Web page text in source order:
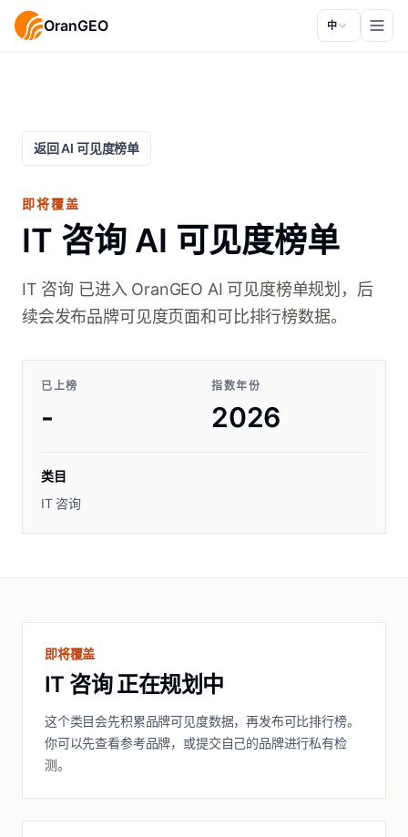
OranGEO 中
返回 AI 可见度榜单
即将覆盖
IT 咨询 AI 可见度榜单
IT 咨询 已进入 OranGEO AI 可见度榜单规划，后
续会发布品牌可见度页面和可比排行榜数据。
已上榜
-
指数年份
2026
类目
IT 咨询
即将覆盖
IT 咨询 正在规划中
这个类目会先积累品牌可见度数据，再发布可比排行榜。
你可以先查看参考品牌，或提交自己的品牌进行私有检
测。